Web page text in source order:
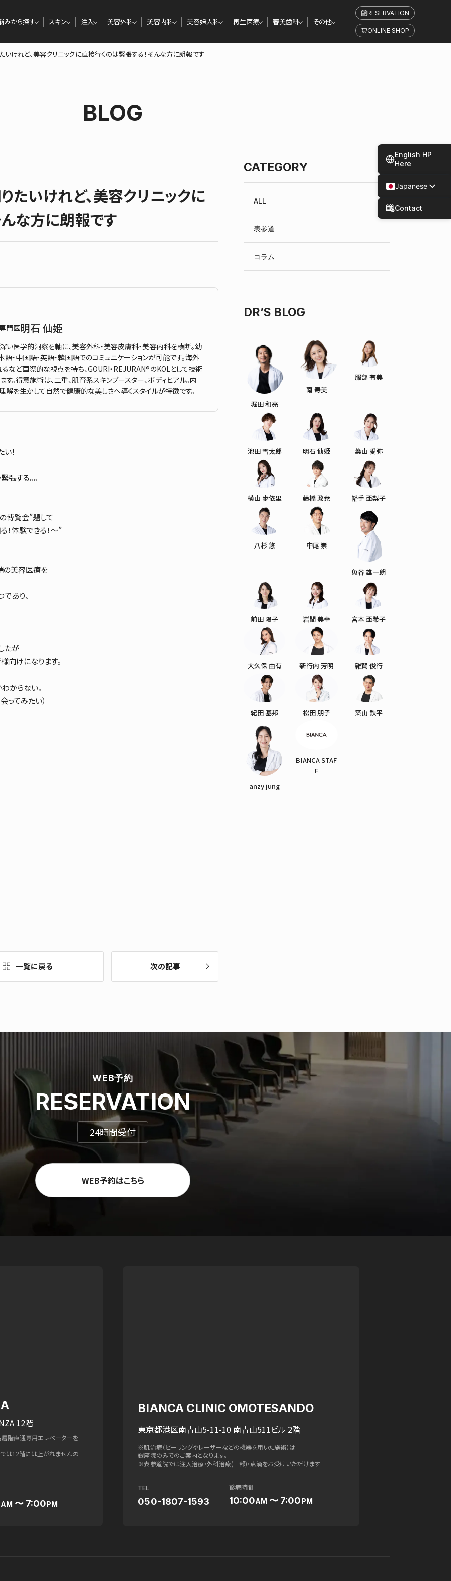
みから探す スキン 注入 美容外科 美容内科 美容婦人科 再生医療 審美歯科 その他
RESERVATION
ONLINE SHOP
けれど、美容クリニックに直接行くのは緊張する！そんな方に朗報です
BLOG
いけれど、美容クリニックに
な方に朗報です
門医明石 仙姫
い医学的洞察を軸に、美容外科・美容皮膚科・美容内科を横断。幼
・中国語・英語・韓国語でのコミュニケーションが可能です。海外
など国際的な視点を持ち、GOURI・REJURAN®のKOLとして技術
。得意施術は、二重、肌育系スキンブースター、ボディヒアル。内
解を生かして自然で健康的な美しさへ導くスタイルが特徴です。
！
張する。。
博覧会”題して
体験できる！〜”
の美容医療を
あり、
たが
向けになります。
からない。
ってみたい）
一覧に戻る 次の記事
CATEGORY
ALL
表参道
コラム
DR’S BLOG
堀田 和亮
南 寿美
服部 有美
池田 雪太郎 明石 仙姫 葉山 愛弥
横山 歩依里 藤橋 政尭 幡手 亜梨子
八杉 悠 中尾 崇
魚谷 雄一朗
前田 陽子 岩間 美幸 宮本 亜希子
大久保 由有 新行内 芳明 雜賀 俊行
紀田 基邦 松田 朋子 築山 鉄平
anzy jung
BIANCA STAF
F
WEB予約
RESERVATION
24時間受付
WEB予約はこちら
English HP
Here
Japanese
Chinese
Contact
12階
階直通専用エレベーターを
は12階には上がれませんの
AM 〜 7:00PM
BIANCA CLINIC OMOTESANDO
東京都港区南青山5-11-10 南青山511ビル 2階
※肌治療（ピーリングやレーザーなどの機器を用いた施術）は
銀座院のみでのご案内となります。
※表参道院では注入治療・外科治療(一部)・点滴をお受けいただけます
TEL
050-1807-1593
診療時間
10:00AM 〜 7:00PM